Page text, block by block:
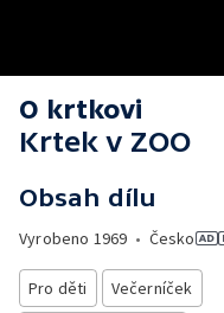
O krtkovi
Krtek v ZOO
Obsah dílu
Vyrobeno 1969 • Česko
Pro děti
Večerníček